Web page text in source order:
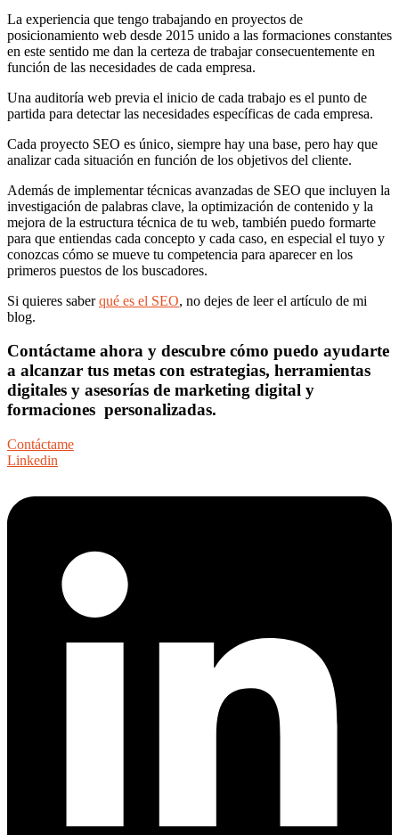
La experiencia que tengo trabajando en proyectos de
posicionamiento web desde 2015 unido a las formaciones constantes
en este sentido me dan la certeza de trabajar consecuentemente en
función de las necesidades de cada empresa.
Una auditoría web previa el inicio de cada trabajo es el punto de
partida para detectar las necesidades específicas de cada empresa.
Cada proyecto SEO es único, siempre hay una base, pero hay que
analizar cada situación en función de los objetivos del cliente.
Además de implementar técnicas avanzadas de SEO que incluyen la
investigación de palabras clave, la optimización de contenido y la
mejora de la estructura técnica de tu web, también puedo formarte
para que entiendas cada concepto y cada caso, en especial el tuyo y
conozcas cómo se mueve tu competencia para aparecer en los
primeros puestos de los buscadores.
Si quieres saberqué es el SEO, no dejes de leer el artículo de mi
blog.
Contáctame ahora y descubre cómo puedo ayudarte
a alcanzar tus metas con estrategias, herramientas
digitales y asesorías de marketing digital y
formaciones personalizadas.
Contáctame
Linkedin